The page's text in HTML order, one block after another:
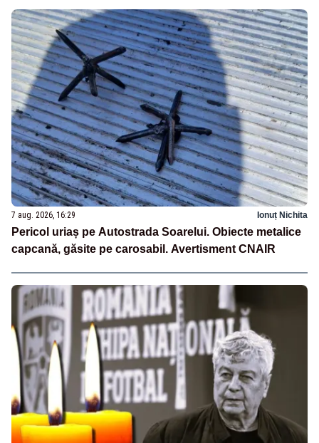
7 aug. 2026, 16:29 Ionuț Nichita
Pericol uriaș pe Autostrada Soarelui. Obiecte metalice
capcană, găsite pe carosabil. Avertisment CNAIR